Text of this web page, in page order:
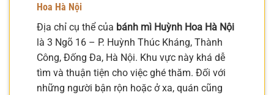
Hoa Hà Nội
Địa chỉ cụ thể của bánh mì Huỳnh Hoa Hà Nội
là 3 Ngõ 16 – P. Huỳnh Thúc Kháng, Thành
Công, Đống Đa, Hà Nội. Khu vực này khá dễ
tìm và thuận tiện cho việc ghé thăm. Đối với
những người bận rộn hoặc ở xa, quán cũng